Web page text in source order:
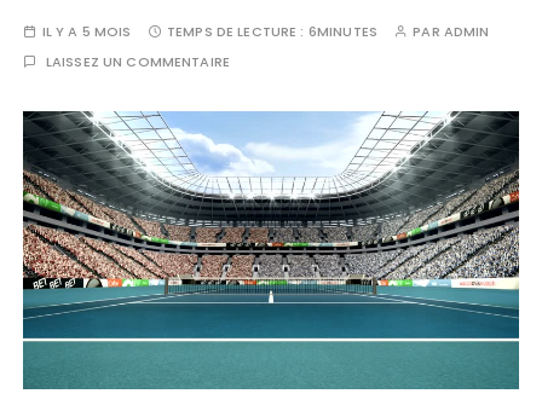
IL Y A 5 MOIS TEMPS DE LECTURE : 6MINUTES PAR ADMIN
LAISSEZ UN COMMENTAIRE